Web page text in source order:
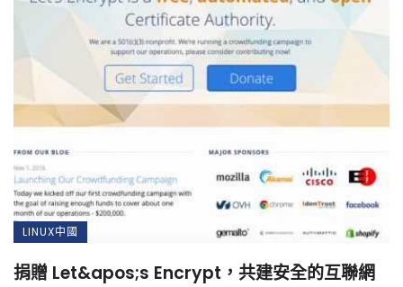
LINUX中國
捐贈 Let&apos;s Encrypt，共建安全的互聯網